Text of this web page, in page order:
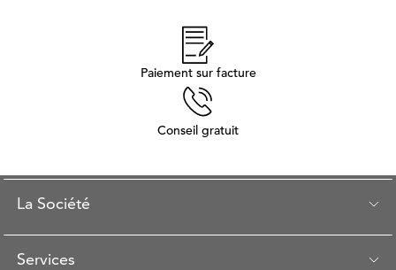
Paiement sur facture
Conseil gratuit
La Société
Services